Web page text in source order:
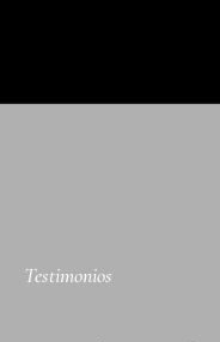
Testimonios